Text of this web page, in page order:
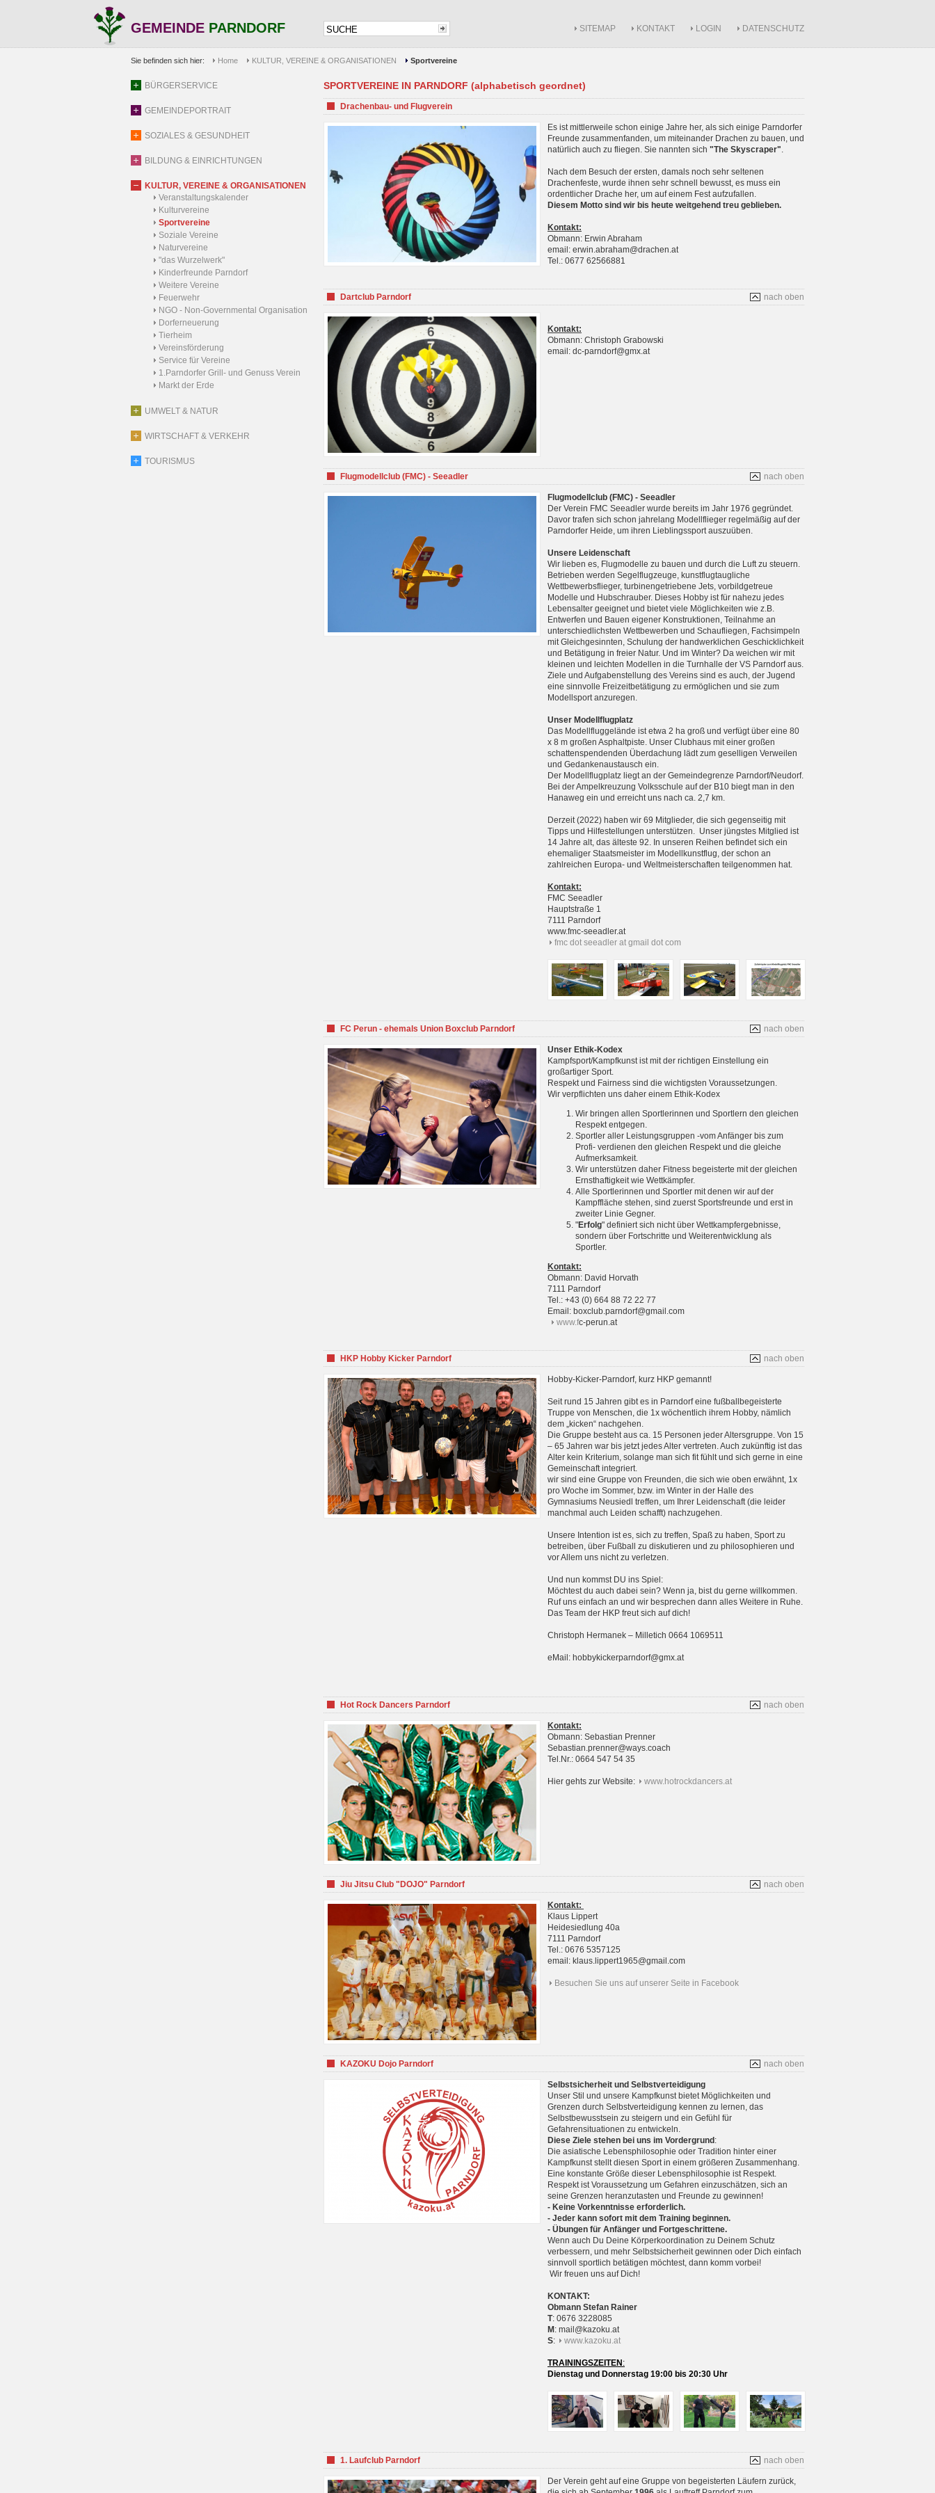
GEMEINDE PARNDORF SITEMAP KONTAKT LOGIN DATENSCHUTZ
Sie befinden sich hier: Home KULTUR, VEREINE & ORGANISATIONEN Sportvereine
BÜRGERSERVICE
GEMEINDEPORTRAIT
SOZIALES & GESUNDHEIT
BILDUNG & EINRICHTUNGEN
KULTUR, VEREINE & ORGANISATIONEN
Veranstaltungskalender
Kulturvereine
Sportvereine
Soziale Vereine
Naturvereine
"das Wurzelwerk"
Kinderfreunde Parndorf
Weitere Vereine
Feuerwehr
NGO - Non-Governmental Organisation
Dorferneuerung
Tierheim
Vereinsförderung
Service für Vereine
1.Parndorfer Grill- und Genuss Verein
Markt der Erde
UMWELT & NATUR
WIRTSCHAFT & VERKEHR
TOURISMUS
SPORTVEREINE IN PARNDORF (alphabetisch geordnet)
Drachenbau- und Flugverein
Es ist mittlerweile schon einige Jahre her, als sich einige Parndorfer
Freunde zusammenfanden, um miteinander Drachen zu bauen, und
natürlich auch zu fliegen. Sie nannten sich "The Skyscraper".
Nach dem Besuch der ersten, damals noch sehr seltenen
Drachenfeste, wurde ihnen sehr schnell bewusst, es muss ein
ordentlicher Drache her, um auf einem Fest aufzufallen.
Diesem Motto sind wir bis heute weitgehend treu geblieben.
Kontakt:
Obmann: Erwin Abraham
email: erwin.abraham@drachen.at
Tel.: 0677 62566881
nach oben
Dartclub Parndorf
Kontakt:
Obmann: Christoph Grabowski
email: dc-parndorf@gmx.at
nach oben
Flugmodellclub (FMC) - Seeadler
Flugmodellclub (FMC) - Seeadler
Der Verein FMC Seeadler wurde bereits im Jahr 1976 gegründet.
Davor trafen sich schon jahrelang Modellflieger regelmäßig auf der
Parndorfer Heide, um ihren Lieblingssport auszuüben.
Unsere Leidenschaft
Wir lieben es, Flugmodelle zu bauen und durch die Luft zu steuern.
Betrieben werden Segelflugzeuge, kunstflugtaugliche
Wettbewerbsflieger, turbinengetriebene Jets, vorbildgetreue
Modelle und Hubschrauber. Dieses Hobby ist für nahezu jedes
Lebensalter geeignet und bietet viele Möglichkeiten wie z.B.
Entwerfen und Bauen eigener Konstruktionen, Teilnahme an
unterschiedlichsten Wettbewerben und Schaufliegen, Fachsimpeln
mit Gleichgesinnten, Schulung der handwerklichen Geschicklichkeit
und Betätigung in freier Natur. Und im Winter? Da weichen wir mit
kleinen und leichten Modellen in die Turnhalle der VS Parndorf aus.
Ziele und Aufgabenstellung des Vereins sind es auch, der Jugend
eine sinnvolle Freizeitbetätigung zu ermöglichen und sie zum
Modellsport anzuregen.
Unser Modellflugplatz
Das Modellfluggelände ist etwa 2 ha groß und verfügt über eine 80
x 8 m großen Asphaltpiste. Unser Clubhaus mit einer großen
schattenspendenden Überdachung lädt zum geselligen Verweilen
und Gedankenaustausch ein.
Der Modellflugplatz liegt an der Gemeindegrenze Parndorf/Neudorf.
Bei der Ampelkreuzung Volksschule auf der B10 biegt man in den
Hanaweg ein und erreicht uns nach ca. 2,7 km.
Derzeit (2022) haben wir 69 Mitglieder, die sich gegenseitig mit
Tipps und Hilfestellungen unterstützen. Unser jüngstes Mitglied ist
14 Jahre alt, das älteste 92. In unseren Reihen befindet sich ein
ehemaliger Staatsmeister im Modellkunstflug, der schon an
zahlreichen Europa- und Weltmeister­schaften teilgenommen hat.
Kontakt:
FMC Seeadler
Hauptstraße 1
7111 Parndorf
www.fmc-seeadler.at
fmc dot seeadler at gmail dot com
nach oben
FC Perun - ehemals Union Boxclub Parndorf
Unser Ethik-Kodex
Kampfsport/Kampfkunst ist mit der richtigen Einstellung ein
großartiger Sport.
Respekt und Fairness sind die wichtigsten Voraussetzungen.
Wir verpflichten uns daher einem Ethik-Kodex
Wir bringen allen Sportlerinnen und Sportlern den gleichen
Respekt entgegen.
Sportler aller Leistungsgruppen -vom Anfänger bis zum
Profi- verdienen den gleichen Respekt und die gleiche
Aufmerksamkeit.
Wir unterstützen daher Fitness begeisterte mit der gleichen
Ernsthaftigkeit wie Wettkämpfer.
Alle Sportlerinnen und Sportler mit denen wir auf der
Kampffläche stehen, sind zuerst Sportsfreunde und erst in
zweiter Linie Gegner.
"Erfolg" definiert sich nicht über Wettkampfergebnisse,
sondern über Fortschritte und Weiterentwicklung als
Sportler.
Kontakt:
Obmann: David Horvath
7111 Parndorf
Tel.: +43 (0) 664 88 72 22 77
Email: boxclub.parndorf@gmail.com
www.fc-perun.at
nach oben
HKP Hobby Kicker Parndorf
Hobby-Kicker-Parndorf, kurz HKP gemannt!
Seit rund 15 Jahren gibt es in Parndorf eine fußballbegeisterte
Truppe von Menschen, die 1x wöchentlich ihrem Hobby, nämlich
dem „kicken“ nachgehen.
Die Gruppe besteht aus ca. 15 Personen jeder Altersgruppe. Von 15
– 65 Jahren war bis jetzt jedes Alter vertreten. Auch zukünftig ist das
Alter kein Kriterium, solange man sich fit fühlt und sich gerne in eine
Gemeinschaft integriert.
wir sind eine Gruppe von Freunden, die sich wie oben erwähnt, 1x
pro Woche im Sommer, bzw. im Winter in der Halle des
Gymnasiums Neusiedl treffen, um Ihrer Leidenschaft (die leider
manchmal auch Leiden schafft) nachzugehen.
Unsere Intention ist es, sich zu treffen, Spaß zu haben, Sport zu
betreiben, über Fußball zu diskutieren und zu philosophieren und
vor Allem uns nicht zu verletzen.
Und nun kommst DU ins Spiel:
Möchtest du auch dabei sein? Wenn ja, bist du gerne willkommen.
Ruf uns einfach an und wir besprechen dann alles Weitere in Ruhe.
Das Team der HKP freut sich auf dich!
Christoph Hermanek – Milletich 0664 1069511
eMail: hobbykickerparndorf@gmx.at
nach oben
Hot Rock Dancers Parndorf
Kontakt:
Obmann: Sebastian Prenner
Sebastian.prenner@ways.coach
Tel.Nr.: 0664 547 54 35
Hier gehts zur Website: www.hotrockdancers.at
nach oben
Jiu Jitsu Club "DOJO" Parndorf
Kontakt:
Klaus Lippert
Heidesiedlung 40a
7111 Parndorf
Tel.: 0676 5357125
email: klaus.lippert1965@gmail.com
Besuchen Sie uns auf unserer Seite in Facebook
nach oben
KAZOKU Dojo Parndorf
Selbstsicherheit und Selbstverteidigung
Unser Stil und unsere Kampfkunst bietet Möglichkeiten und
Grenzen durch Selbstverteidigung kennen zu lernen, das
Selbstbewusstsein zu steigern und ein Gefühl für
Gefahrensituationen zu entwickeln.
Diese Ziele stehen bei uns im Vordergrund :
Die asiatische Lebensphilosophie oder Tradition hinter einer
Kampfkunst stellt diesen Sport in einem größeren Zusammenhang.
Eine konstante Größe dieser Lebensphilosophie ist Respekt.
Respekt ist Voraussetzung um Gefahren einzuschätzen, sich an
seine Grenzen heranzutasten und Freunde zu gewinnen!
- Keine Vorkenntnisse erforderlich.
- Jeder kann sofort mit dem Training beginnen.
- Übungen für Anfänger und Fortgeschrittene.
Wenn auch Du Deine Körperkoordination zu Deinem Schutz
verbessern, und mehr Selbstsicherheit gewinnen oder Dich einfach
sinnvoll sportlich betätigen möchtest, dann komm vorbei!
Wir freuen uns auf Dich!
KONTAKT:
Obmann Stefan Rainer
T: 0676 3228085
M : mail@kazoku.at
S: www.kazoku.at
TRAININGSZEITEN :
Dienstag und Donnerstag 19:00 bis 20:30 Uhr
nach oben
1. Laufclub Parndorf
Der Verein geht auf eine Gruppe von begeisterten Läufern zurück,